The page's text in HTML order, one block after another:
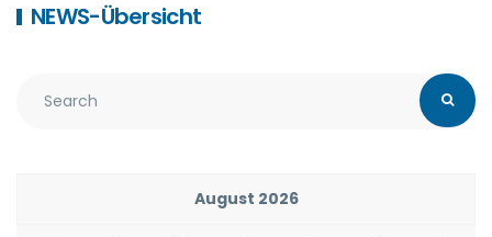
NEWS-Übersicht
August 2026